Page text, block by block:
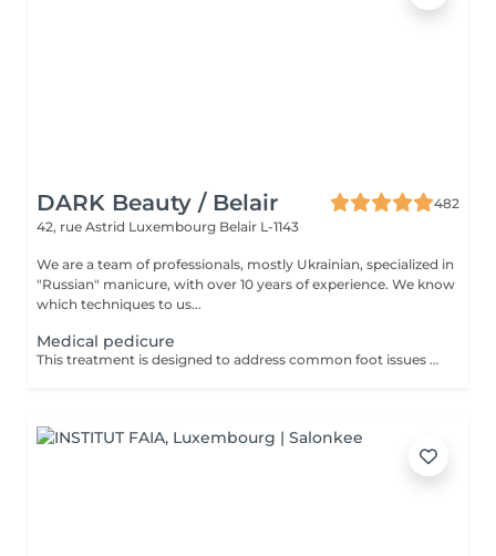
DARK Beauty / Belair
482
42, rue Astrid Luxembourg Belair L-1143
We are a team of professionals, mostly Ukrainian, specialized in
"Russian" manicure, with over 10 years of experience. We know
which techniques to us...
Medical pedicure
This treatment is designed to address common foot issues such as cracks, calluses, corns, ingrown toenail correction... All managed with precision by our sepcialist. Service content: -Initial assessment of the foot condition -Hygienic cleansing and softening of the skin -Removal of hardened or thickened areas -Detailed nail care and reshaping -Targeted treatment of problem zones -Application of a therapeutic foot cream